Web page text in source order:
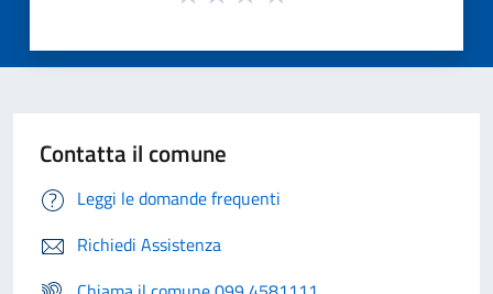
Contatta il comune
Leggi le domande frequenti
Richiedi Assistenza